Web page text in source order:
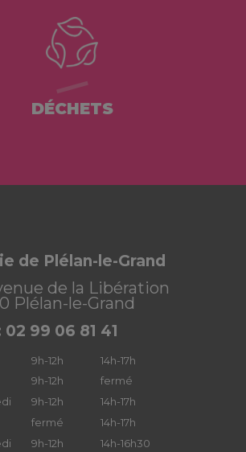
DÉCHETS
de Plélan-le-Grand
de la Libération
Plélan-le-Grand
02 99 06 81 41
9h-12h
14h-17h
9h-12h
fermé
9h-12h
14h-17h
fermé
14h-17h
9h-12h
14h-16h30